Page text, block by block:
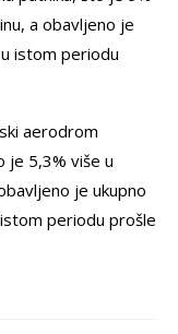
a obavljeno je
istom periodu
aerodrom
je 5,3% više u
je ukupno
periodu prošle